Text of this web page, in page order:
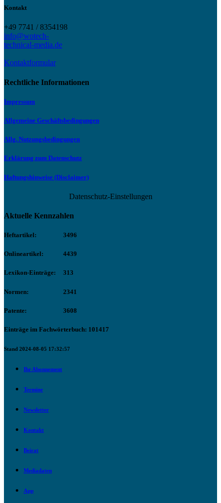
Kontakt
+49 7741 / 8354198
info@wotech-
technical-media.de
Kontaktformular
Rechtliche Informationen
Impressum
Allgemeine Geschäftsbedingungen
Allg. Nutzungsbedingungen
Erklärung zum Datenschutz
Haftungshinweise (Disclaimer)
Datenschutz-Einstellungen
Aktuelle Kennzahlen
Heftartikel: 3496
Onlineartikel: 4439
Lexikon-Einträge: 313
Normen: 2341
Patente: 3608
Einträge im Fachwörterbuch: 101417
Stand 2024-08-05 17:32:57
Ihr Abonnement
Termine
Newsletter
Kontakt
Beirat
Mediadaten
App